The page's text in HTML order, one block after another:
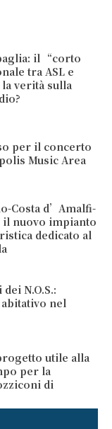
il “corto
tra ASL e
verità sulla
per il concerto
Music Area
Costa d’Amalfi-
il nuovo impianto
dedicato al
N.O.S.:
nel
utile alla
per la
di